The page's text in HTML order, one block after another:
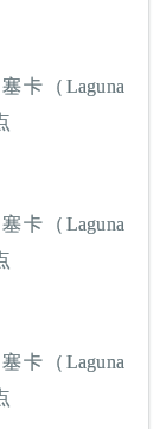
卡（Laguna
卡（Laguna
卡（Laguna